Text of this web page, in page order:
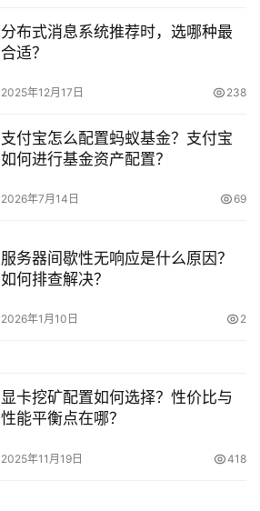
分布式消息系统推荐时，选哪种最
合适？
2025年12月17日 238
支付宝怎么配置蚂蚁基金？支付宝
如何进行基金资产配置？
2026年7月14日 69
服务器间歇性无响应是什么原因？
如何排查解决？
2026年1月10日 2
显卡挖矿配置如何选择？性价比与
性能平衡点在哪？
2025年11月19日 418